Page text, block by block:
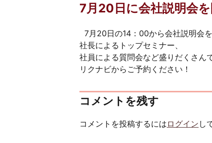
7月20日に会社説明会を
7月20日の14：00から会社説明会を
社長によるトップセミナー、
社員による質問会など盛りだくさんで
リクナビからご予約ください！
コメントを残す
コメントを投稿するには ログイン し